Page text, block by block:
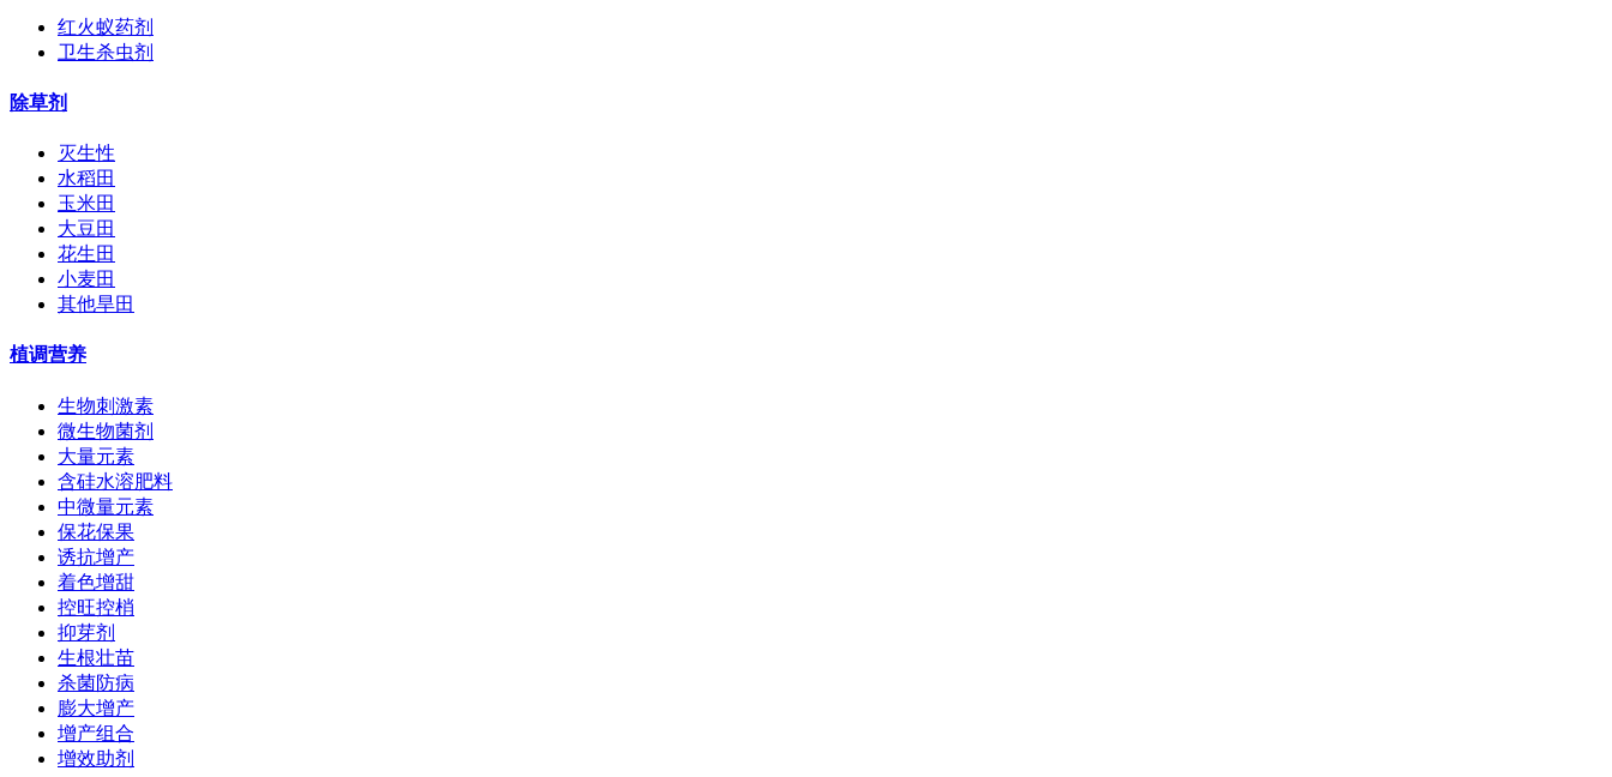
红火蚁药剂
卫生杀虫剂
除草剂
灭生性
水稻田
玉米田
大豆田
花生田
小麦田
其他旱田
植调营养
生物刺激素
微生物菌剂
大量元素
含硅水溶肥料
中微量元素
保花保果
诱抗增产
着色增甜
控旺控梢
抑芽剂
生根壮苗
杀菌防病
膨大增产
增产组合
增效助剂